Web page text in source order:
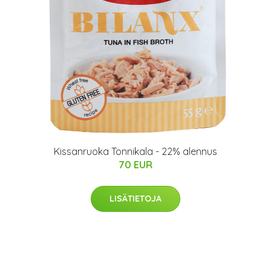
Kissanruoka Tonnikala - 22% alennus
70 EUR
LISÄTIETOJA